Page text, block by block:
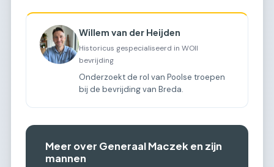
Willem van der Heijden
Historicus gespecialiseerd in WOII
bevrijding
Onderzoekt de rol van Poolse troepen
bij de bevrijding van Breda.
Meer over Generaal Maczek en zijn
mannen